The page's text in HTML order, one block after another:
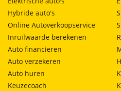
Hybride auto's
Online Autoverkoopservice
Inruilwaarde berekenen
Auto financieren
Auto verzekeren
Auto huren
Keuzecoach